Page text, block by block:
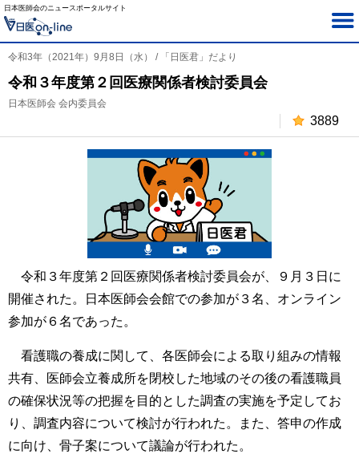
日本医師会のニュースポータルサイト
令和3年（2021年）9月8日（水） / 「日医君」だより
令和３年度第２回医療関係者検討委員会
日本医師会 会内委員会
3889
令和３年度第２回医療関係者検討委員会が、９月３日に
開催された。日本医師会会館での参加が３名、オンライン
参加が６名であった。
看護職の養成に関して、各医師会による取り組みの情報
共有、医師会立養成所を閉校した地域のその後の看護職員
の確保状況等の把握を目的とした調査の実施を予定してお
り、調査内容について検討が行われた。また、答申の作成
に向け、骨子案について議論が行われた。